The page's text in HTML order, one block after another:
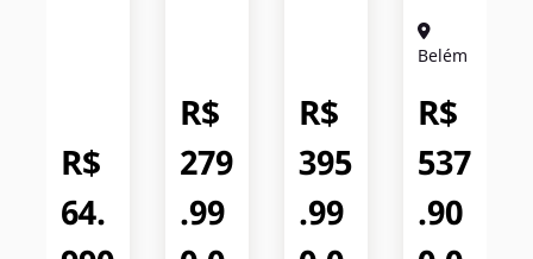
R$
64.
R$
279
.99
R$
395
.99
Belém
R$
537
.90